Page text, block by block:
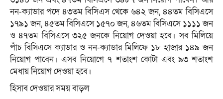
নন-ক্যাডার পদে ৪৩তম বিসিএস থেকে ৬৪২ জন, ৪৪তম বিসিএসে
১৭৯১ জন, ৪৫তম বিসিএসে ১৫৭০ জন, ৪৬তম বিসিএসে ১১১১ জন
ও ৪৭তম বিসিএসে ৩২৫ জনকে নিয়োগ দেওয়া হবে। সব মিলিয়ে
পাঁচ বিসিএসে ক্যাডার ও নন-ক্যাডার মিলিফে ১৮ হাজার ১৪৯ জন
নিয়োগ পাবেন। এসব নিয়োগে ৭ শতাংশ কোটা এবং ৯৩ শতাংশ
মেধায় নিয়োগ দেওয়া হবে।
হিসাব দেওয়ার সময় বাড়ল